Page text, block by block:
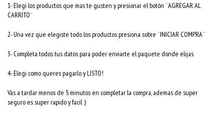
1- Elegi los productos que mas te gusten y presionar el botón ¨AGREGAR AL
CARRITO¨
2- Una vez que elegiste todo los productos presiona sobre ¨INICIAR COMPRA¨
3- Completa todos tus datos para poder enviarte el paquete donde elijas
4- Elegi como queres pagarlo y LISTO!
Vas a tardar menos de 5 minutos en completar la compra, ademas de super
seguro es super rapido y facil :)